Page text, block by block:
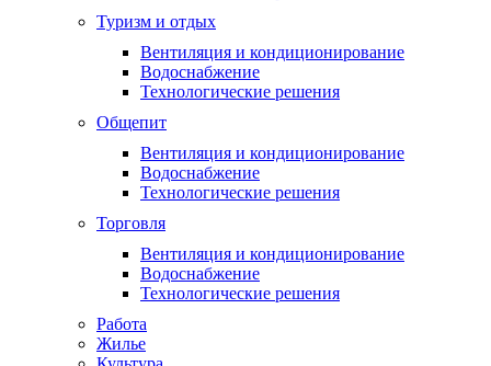
Туризм и отдых
Вентиляция и кондиционирование
Водоснабжение
Технологические решения
Общепит
Вентиляция и кондиционирование
Водоснабжение
Технологические решения
Торговля
Вентиляция и кондиционирование
Водоснабжение
Технологические решения
Работа
Жилье